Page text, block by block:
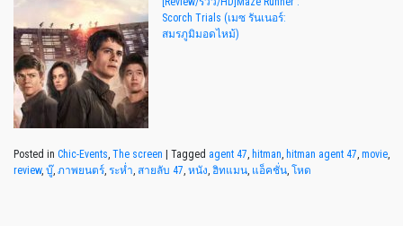
Scorch Trials (เมซ รันเนอร์:
สมรภูมิมอดไหม้)
Posted in Chic-Events The screen | Tagged agent 47 hitman hitman agent 47 movie
review, บู๊, ภาพยนตร์ ระห่ำ สายลับ 47 หนัง ฮิทแมน แอ็คชั่น โหด